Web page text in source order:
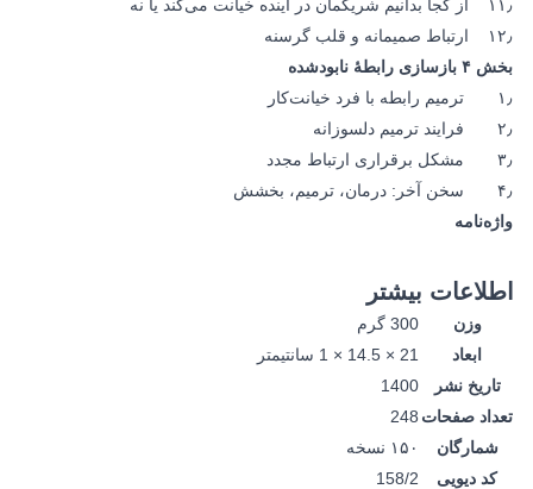
۱۱٫ از کجا بدانیم شریکمان در آینده خیانت می‌‌کند یا نه
۱۲٫ ارتباط صمیمانه و قلب گرسنه
بخش ۴ بازسازی رابطۀ نابودشده
۱٫ ترمیم رابطه با فرد خیانت‌کار
۲٫ فرایند ترمیم دلسوزانه
۳٫ مشکل برقراری ارتباط مجدد
۴٫ سخن آخر: درمان، ترمیم، بخشش
واژه‌نامه
اطلاعات بیشتر
وزن
300 گرم
ابعاد
21 × 14.5 × 1 سانتیمتر
تاریخ نشر
1400
تعداد صفحات 248
شمارگان
۱۵۰ نسخه
کد دیویی
158/2